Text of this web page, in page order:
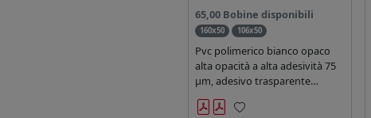
65,00 Bobine disponibili
160x50 106x50
Pvc polimerico bianco opaco
alta opacità a alta adesività 75
µm, adesivo trasparente
acrilico hotmelt permanente,
durata 5-7 anni liner 140gr PE